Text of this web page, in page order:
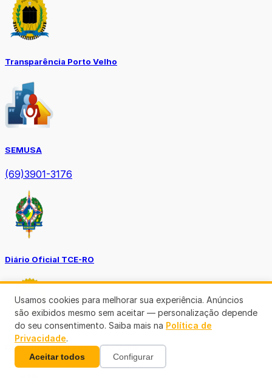
Transparência Porto Velho
SEMUSA
(69)3901-3176
Diário Oficial TCE-RO
Diário Prefeitura de Porto Velho
Usamos cookies para melhorar sua experiência. Anúncios
são exibidos mesmo sem aceitar — personalização depende
do seu consentimento. Saiba mais na Política de
Privacidade.
Aceitar todos Configurar